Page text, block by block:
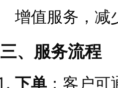
增值服务，减
三、服务流程
下单 ：客户